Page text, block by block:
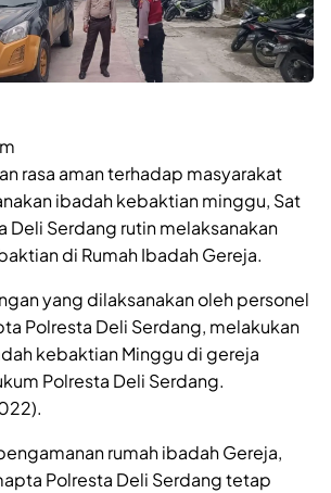
rasa aman terhadap masyarakat
ibadah kebaktian minggu, Sat
Deli Serdang rutin melaksanakan
di Rumah Ibadah Gereja.
yang dilaksanakan oleh personel
Polresta Deli Serdang, melakukan
kebaktian Minggu di gereja
Polresta Deli Serdang.
rumah ibadah Gereja,
Polresta Deli Serdang tetap